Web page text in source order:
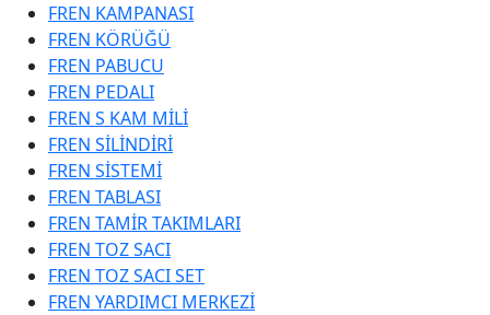
FREN KAMPANASI
FREN KÖRÜĞÜ
FREN PABUCU
FREN PEDALI
FREN S KAM MİLİ
FREN SİLİNDİRİ
FREN SİSTEMİ
FREN TABLASI
FREN TAMİR TAKIMLARI
FREN TOZ SACI
FREN TOZ SACI SET
FREN YARDIMCI MERKEZİ